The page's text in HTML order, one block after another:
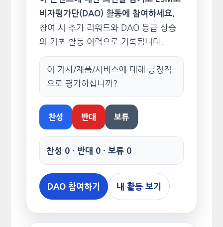
비자평가단(DAO) 활동에 참여하세요.
참여 시 추가 리워드와 DAO 등급 상승
의 기초 활동 이력으로 기록됩니다.
이 기사/제품/서비스에 대해 긍정적
으로 평가하십니까?
찬성 반대 보류
찬성 0 · 반대 0 · 보류 0
DAO 참여하기 내 활동 보기